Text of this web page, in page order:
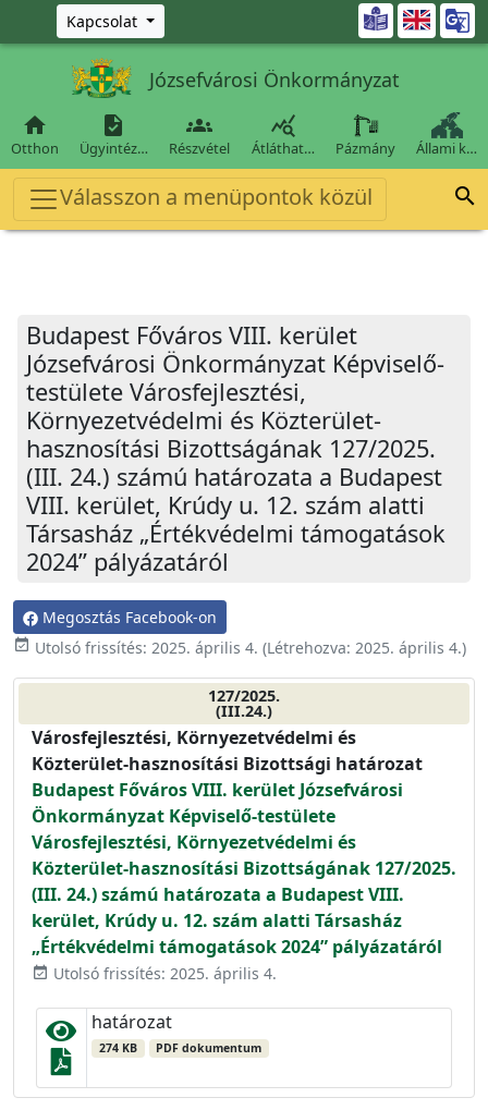
Ugrás a fő tartalomra
Kapcsolat 
Józsefvárosi Önkormányzat

Otthon

Ügyintéz…

Részvétel

Átláthat… Pázmány Állami k…
Válasszon a menüpontok közül 
Budapest Főváros VIII. kerület
Józsefvárosi Önkormányzat Képviselő-
testülete Városfejlesztési,
Környezetvédelmi és Közterület-
hasznosítási Bizottságának 127/2025.
(III. 24.) számú határozata a Budapest
VIII. kerület, Krúdy u. 12. szám alatti
Társasház „Értékvédelmi támogatások
2024” pályázatáról
Megosztás Facebook-on
event_available Utolsó frissítés: 2025. április 4. (Létrehozva: 2025. április 4.)
127/2025.
(III.24.)
Városfejlesztési, Környezetvédelmi és
Közterület-hasznosítási Bizottsági határozat
Budapest Főváros VIII. kerület Józsefvárosi
Önkormányzat Képviselő-testülete
Városfejlesztési, Környezetvédelmi és
Közterület-hasznosítási Bizottságának 127/2025.
(III. 24.) számú határozata a Budapest VIII.
kerület, Krúdy u. 12. szám alatti Társasház
„Értékvédelmi támogatások 2024” pályázatáról
event_available Utolsó frissítés: 2025. április 4.
határozat
274 KB PDF dokumentum